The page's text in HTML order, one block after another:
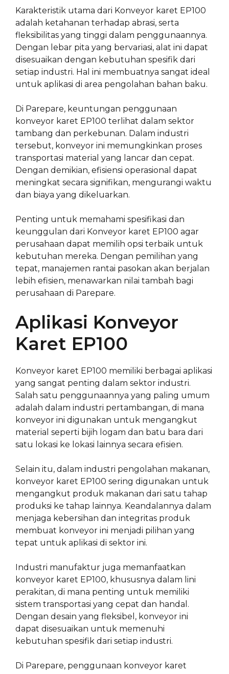
Karakteristik utama dari Konveyor karet EP100
adalah ketahanan terhadap abrasi, serta
fleksibilitas yang tinggi dalam penggunaannya.
Dengan lebar pita yang bervariasi, alat ini dapat
disesuaikan dengan kebutuhan spesifik dari
setiap industri. Hal ini membuatnya sangat ideal
untuk aplikasi di area pengolahan bahan baku.
Di Parepare, keuntungan penggunaan
konveyor karet EP100 terlihat dalam sektor
tambang dan perkebunan. Dalam industri
tersebut, konveyor ini memungkinkan proses
transportasi material yang lancar dan cepat.
Dengan demikian, efisiensi operasional dapat
meningkat secara signifikan, mengurangi waktu
dan biaya yang dikeluarkan.
Penting untuk memahami spesifikasi dan
keunggulan dari Konveyor karet EP100 agar
perusahaan dapat memilih opsi terbaik untuk
kebutuhan mereka. Dengan pemilihan yang
tepat, manajemen rantai pasokan akan berjalan
lebih efisien, menawarkan nilai tambah bagi
perusahaan di Parepare.
Aplikasi Konveyor
Karet EP100
Konveyor karet EP100 memiliki berbagai aplikasi
yang sangat penting dalam sektor industri.
Salah satu penggunaannya yang paling umum
adalah dalam industri pertambangan, di mana
konveyor ini digunakan untuk mengangkut
material seperti bijih logam dan batu bara dari
satu lokasi ke lokasi lainnya secara efisien.
Selain itu, dalam industri pengolahan makanan,
konveyor karet EP100 sering digunakan untuk
mengangkut produk makanan dari satu tahap
produksi ke tahap lainnya. Keandalannya dalam
menjaga kebersihan dan integritas produk
membuat konveyor ini menjadi pilihan yang
tepat untuk aplikasi di sektor ini.
Industri manufaktur juga memanfaatkan
konveyor karet EP100, khususnya dalam lini
perakitan, di mana penting untuk memiliki
sistem transportasi yang cepat dan handal.
Dengan desain yang fleksibel, konveyor ini
dapat disesuaikan untuk memenuhi
kebutuhan spesifik dari setiap industri.
Di Parepare, penggunaan konveyor karet